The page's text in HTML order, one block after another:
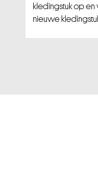
kledingstuk op
nieuwe